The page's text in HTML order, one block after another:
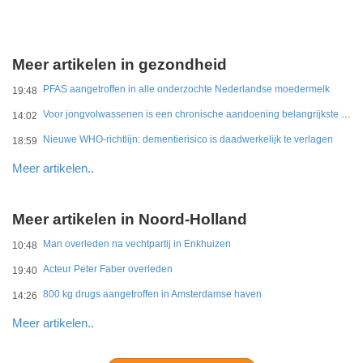
Meer artikelen in gezondheid
19:48 PFAS aangetroffen in alle onderzochte Nederlandse moedermelk
14:02 Voor jongvolwassenen is een chronische aandoening belangrijkste belemmering
18:59 Nieuwe WHO-richtlijn: dementierisico is daadwerkelijk te verlagen
Meer artikelen..
Meer artikelen in Noord-Holland
10:48 Man overleden na vechtpartij in Enkhuizen
19:40 Acteur Peter Faber overleden
14:26 800 kg drugs aangetroffen in Amsterdamse haven
Meer artikelen..